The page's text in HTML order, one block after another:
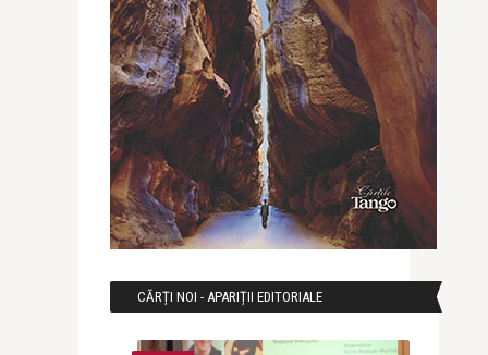
CĂRȚI NOI - APARIȚII EDITORIALE